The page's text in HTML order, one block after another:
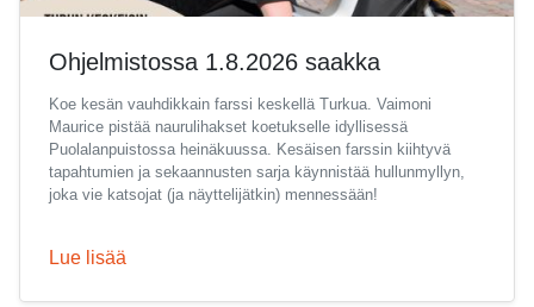
Ohjelmistossa 1.8.2026 saakka
Koe kesän vauhdikkain farssi keskellä Turkua. Vaimoni
Maurice pistää naurulihakset koetukselle idyllisessä
Puolalanpuistossa heinäkuussa. Kesäisen farssin kiihtyvä
tapahtumien ja sekaannusten sarja käynnistää hullunmyllyn,
joka vie katsojat (ja näyttelijätkin) mennessään!
Lue lisää